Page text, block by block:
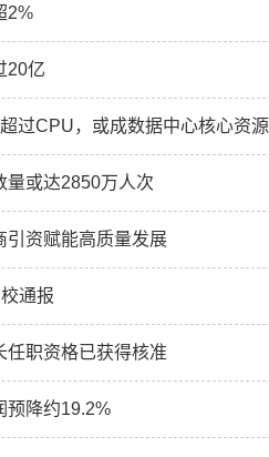
2%
20亿
过CPU，或成数据中心核心资源
量或达2850万人次
引资赋能高质量发展
通报
任职资格已获得核准
预降约19.2%